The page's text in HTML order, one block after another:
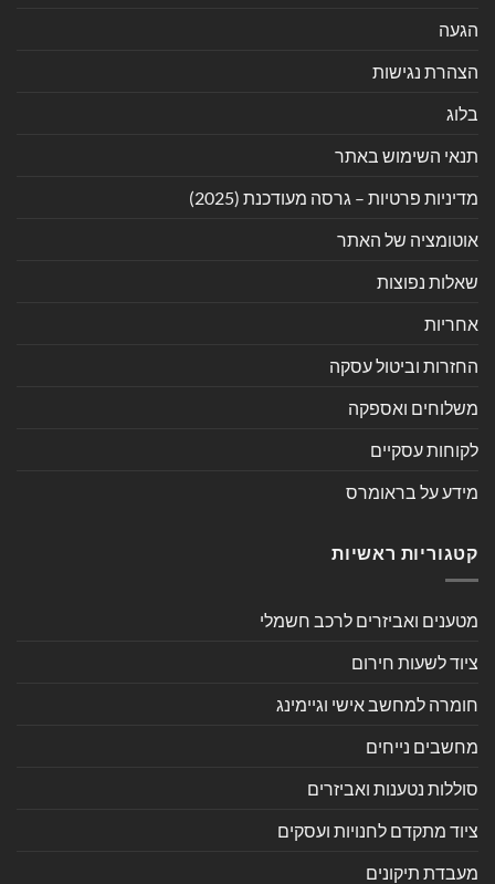
הגעה
הצהרת נגישות
בלוג
תנאי השימוש באתר
מדיניות פרטיות – גרסה מעודכנת (2025)
אוטומציה של האתר
שאלות נפוצות
אחריות
החזרות וביטול עסקה
משלוחים ואספקה
לקוחות עסקיים
מידע על בראומרס
קטגוריות ראשיות
מטענים ואביזרים לרכב חשמלי
ציוד לשעות חירום
חומרה למחשב אישי וגיימינג
מחשבים נייחים
סוללות נטענות ואביזרים
ציוד מתקדם לחנויות ועסקים
מעבדת תיקונים